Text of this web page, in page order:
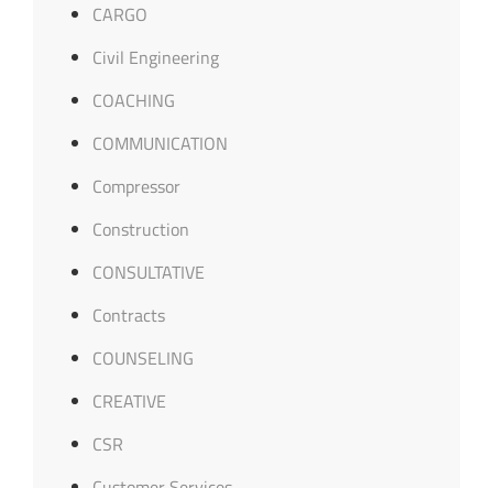
CARGO
Civil Engineering
COACHING
COMMUNICATION
Compressor
Construction
CONSULTATIVE
Contracts
COUNSELING
CREATIVE
CSR